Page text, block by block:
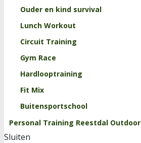
Ouder en kind survival
Lunch Workout
Circuit Training
Gym Race
Hardlooptraining
Fit Mix
Buitensportschool
Personal Training Reestdal Outdoor
Sluiten